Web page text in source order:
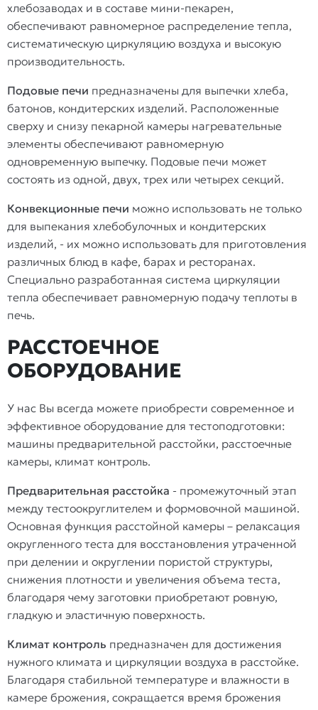
хлебозаводах и в составе мини-пекарен,
обеспечивают равномерное распределение тепла,
систематическую циркуляцию воздуха и высокую
производительность.
Подовые печи предназначены для выпечки хлеба,
батонов, кондитерских изделий. Расположенные
сверху и снизу пекарной камеры нагревательные
элементы обеспечивают равномерную
одновременную выпечку. Подовые печи может
состоять из одной, двух, трех или четырех секций.
Конвекционные печи можно использовать не только
для выпекания хлебобулочных и кондитерских
изделий, - их можно использовать для приготовления
различных блюд в кафе, барах и ресторанах.
Специально разработанная система циркуляции
тепла обеспечивает равномерную подачу теплоты в
печь.
РАССТОЕЧНОЕ
ОБОРУДОВАНИЕ
У нас Вы всегда можете приобрести современное и
эффективное оборудование для тестоподготовки:
машины предварительной расстойки, расстоечные
камеры, климат контроль.
Предварительная расстойка - промежуточный этап
между тестоокруглителем и формовочной машиной.
Основная функция расстойной камеры – релаксация
округленного теста для восстановления утраченной
при делении и округлении пористой структуры,
снижения плотности и увеличения объема теста,
благодаря чему заготовки приобретают ровную,
гладкую и эластичную поверхность.
Климат контроль предназначен для достижения
нужного климата и циркуляции воздуха в расстойке.
Благодаря стабильной температуре и влажности в
камере брожения, сокращается время брожения